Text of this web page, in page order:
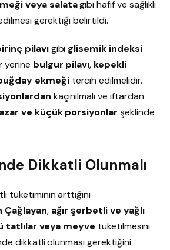
veya salatagibi hafif ve sağlıklı
gerektiği belirtildi.
pilavıgibi glisemik indeksi
yerine bulgur pilavı, kepekli
ekmeğitercih edilmelidir.
kaçınılmalı ve iftardan
ve küçük porsiyonlar şeklinde
Dikkatli Olunmalı
tüketiminin arttığını
Çağlayan, ağır şerbetli ve yağlı
tatlılar veya meyve tüketilmesini
dikkatli olunması gerektiğini